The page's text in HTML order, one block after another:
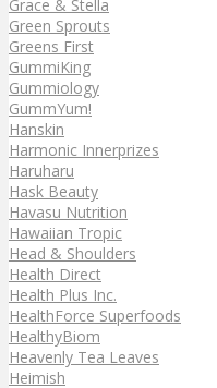
Grace & Stella
Green Sprouts
Greens First
GummiKing
Gummiology
GummYum!
Hanskin
Harmonic Innerprizes
Haruharu
Hask Beauty
Havasu Nutrition
Hawaiian Tropic
Head & Shoulders
Health Direct
Health Plus Inc.
HealthForce Superfoods
HealthyBiom
Heavenly Tea Leaves
Heimish